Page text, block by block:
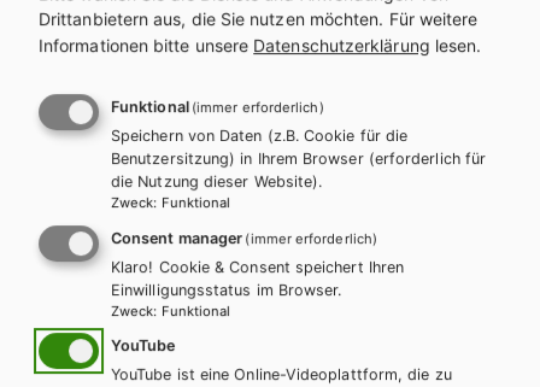
Building Trades
Lehrbuch + E-Book
Teacher´s Guide
Jobline – Talking Colours
Drittanbietern aus, die Sie nutzen möchten. Für weitere
Informationen bitte unsere Datenschutzerklärung lesen.
Funktional (immer erforderlich)
Speichern von Daten (z.B. Cookie für die
Benutzersitzung) in Ihrem Browser (erforderlich für
die Nutzung dieser Website).
Zweck: Funktional
Consent manager (immer erforderlich)
Klaro! Cookie & Consent speichert Ihren
Einwilligungsstatus im Browser.
Zweck: Funktional
YouTube
YouTube ist eine Online-Videoplattform, die zu